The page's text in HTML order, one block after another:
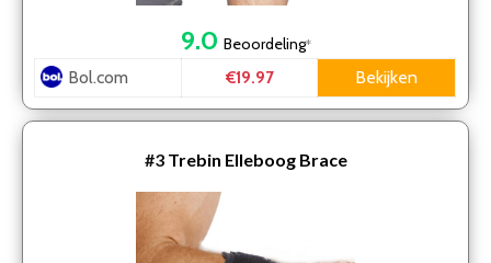
9.0 Beoordeling*
Bol.com €19.97 Bekijken
#3 Trebin Elleboog Brace